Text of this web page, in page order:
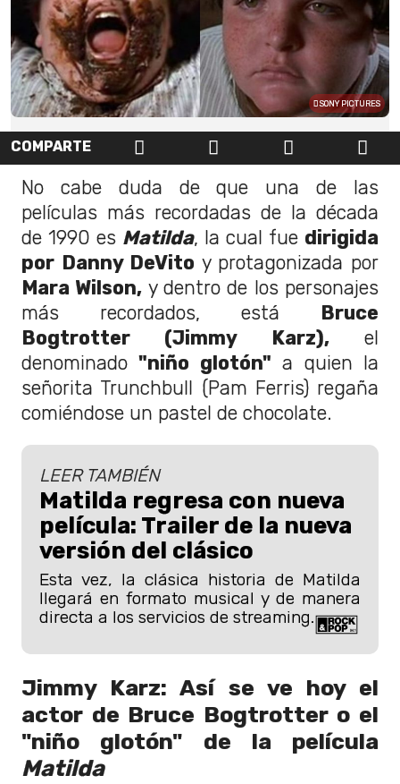
SONY PICTURES
COMPARTE
No cabe duda de que una de las
películas más recordadas de la década
de 1990 es Matilda, la cual fue dirigida
por Danny DeVito y protagonizada por
Mara Wilson, y dentro de los personajes
más recordados, está Bruce
Bogtrotter (Jimmy Karz),el
denominado"niño glotón" a quien la
señorita Trunchbull (Pam Ferris) regaña
comiéndose un pastel de chocolate.
LEER TAMBIÉN
Matilda regresa con nueva
película: Trailer de la nueva
versión del clásico
Esta vez, la clásica historia de Matilda
llegará en formato musical y de manera
directa a los servicios de streaming.
Jimmy Karz: Así se ve hoy el
actor de Bruce Bogtrotter o el
"niño glotón" de la película
Matilda